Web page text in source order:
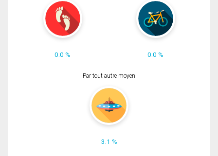
0.0 % 0.0 %
Par tout autre moyen
3.1 %